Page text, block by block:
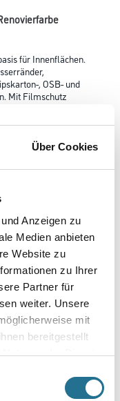
Über Cookies
Anzeigen zu
Medien anbieten
Website zu
zu Ihrer
Partner für
weiter. Unsere
mit
bereitgestellt
der Dienste
für Innenflächen.
, OSB- und
Mit Filmschutz